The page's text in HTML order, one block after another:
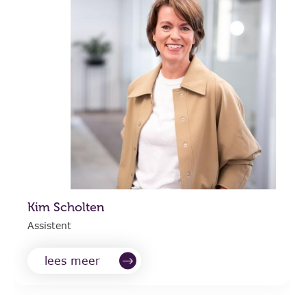
Kim Scholten
Assistent
lees meer